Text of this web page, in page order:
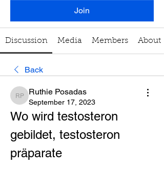
Join
Discussion Media Members About
Back
Ruthie Posadas
Ruthie Posadas
September 17, 2023
Wo wird testosteron
gebildet, testosteron
präparate